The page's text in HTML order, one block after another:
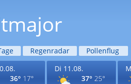
Regenradar Pollenflug
36° 17°
Di 11.08.
37° 25°